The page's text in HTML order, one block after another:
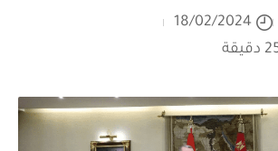
18/02/2024